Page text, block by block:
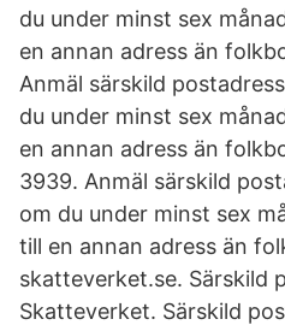
du under minst sex
en annan adress än
Anmäl särskild
du under minst sex
en annan adress än
3939. Anmäl särskild
om du under minst sex
till en annan adress än
skatteverket.se. Särskild
Skatteverket. Särskild